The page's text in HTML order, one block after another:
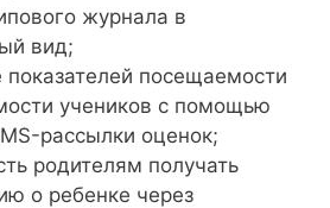
журнала в
вид;
показателей посещаемости
учеников с помощью
рассылки оценок;
родителям получать
о ребенке через